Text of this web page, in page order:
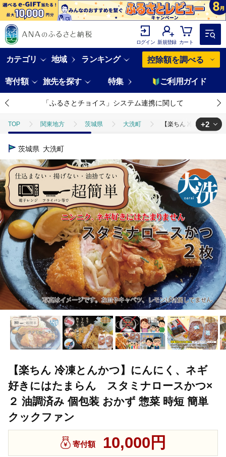
ログイン 新規登録 カート
カテゴリ 地域 ランキング 控除額を調べる
寄付額 旅先を探す 特集 ご利用ガイド
「ふるさとチョイス」システム連携に関して
TOP 関東地方 茨城県 大洗町 【楽ちん 冷凍とんか
TOP
TOP 加工食品 【楽ちん 冷凍とんかつ】にんにく、ネギ好きには
+2
茨城県 大洗町
【楽ちん 冷凍とんかつ】にんにく、ネギ
好きにはたまらん スタミナロースかつ×
２ 油調済み 個包装 おかず 惣菜 時短 簡単
クックファン
寄付額 10,000円